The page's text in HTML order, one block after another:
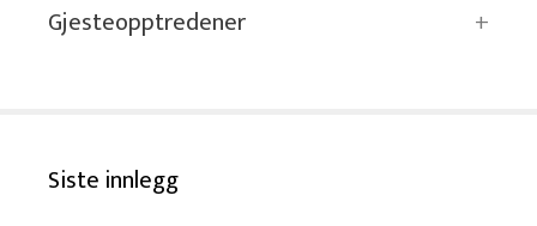
Gjesteopptredener
Siste innlegg